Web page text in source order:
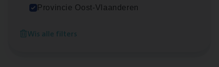
Provincie Oost-Vlaanderen
Wis alle filters
Scha­de Expert Fleet
Antwerpen